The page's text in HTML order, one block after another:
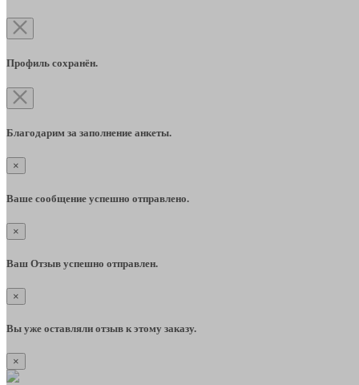
Профиль сохранён.
Благодарим за заполнение анкеты.
×
Ваше сообщение успешно отправлено.
×
Ваш Отзыв успешно отправлен.
×
Вы уже оставляли отзыв к этому заказу.
×